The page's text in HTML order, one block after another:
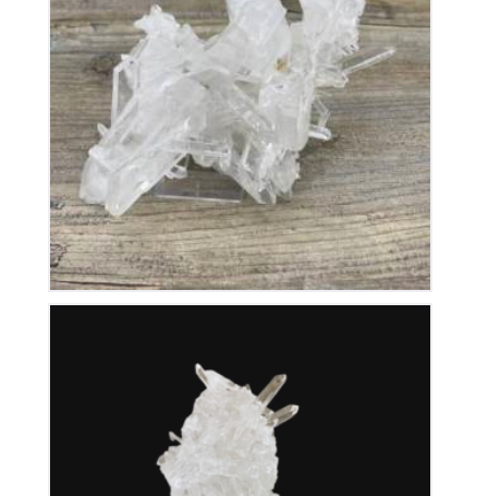
Cristal de Roche
280€
Cristal de Roche